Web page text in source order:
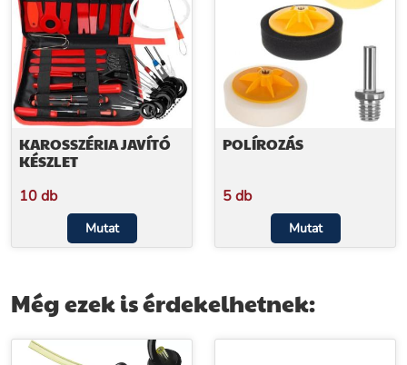
KAROSSZÉRIA JAVÍTÓ
KÉSZLET
10 db
Mutat
POLÍROZÁS
5 db
Mutat
Még ezek is érdekelhetnek: